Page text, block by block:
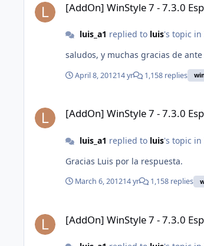
[AddOn] WinStyle 7 - 7.3.0
luis_a1 replied to luis's topic in
saludos, y muchas gracias de
April 8, 201214 yr 1,158 replies
[AddOn] WinStyle 7 - 7.3.0
luis_a1 replied to luis's topic in
Gracias Luis por la respuesta.
March 6, 201214 yr 1,158 replies
[AddOn] WinStyle 7 - 7.3.0